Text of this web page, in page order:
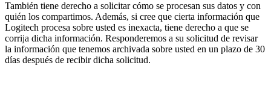
También tiene derecho a solicitar cómo se procesan sus datos y con
quién los compartimos. Además, si cree que cierta información que
Logitech procesa sobre usted es inexacta, tiene derecho a que se
corrija dicha información. Responderemos a su solicitud de revisar
la información que tenemos archivada sobre usted en un plazo de 30
días después de recibir dicha solicitud.